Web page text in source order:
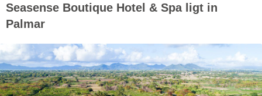
Seasense Boutique Hotel & Spa ligt in
Palmar